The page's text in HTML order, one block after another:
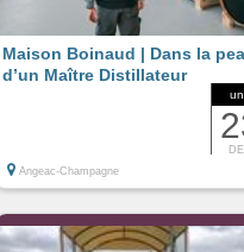
Maison Boinaud | Dans la
d’un Maître Distillateur
Angeac-Champagne